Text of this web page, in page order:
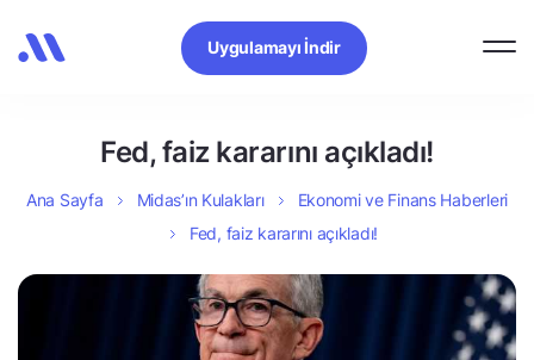
Uygulamayı İndir
Fed, faiz kararını açıkladı!
Ana Sayfa Midas’ın Kulakları
Ekonomi ve Finans Haberleri
Fed, faiz kararını açıkladı!